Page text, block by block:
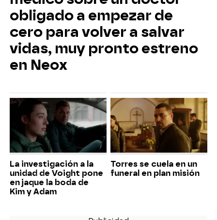
obligado a empezar de
cero para volver a salvar
vidas, muy pronto estreno
en Neox
La investigación a la
unidad de Voight pone
en jaque la boda de
Kim y Adam
Torres se cuela en un
funeral en plan misión